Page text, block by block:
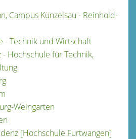
Campus Künzelsau - Reinhold-
- Technik und Wirtschaft
- Hochschule für Technik,
Weingarten
[Hochschule Furtwangen]